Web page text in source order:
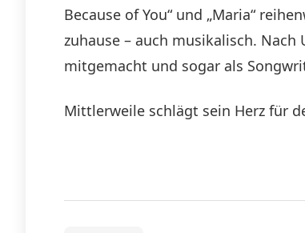
Because of You“ und „Maria“
zuhause – auch musikalisch.
mitgemacht und sogar als
Mittlerweile schlägt sein Herz für